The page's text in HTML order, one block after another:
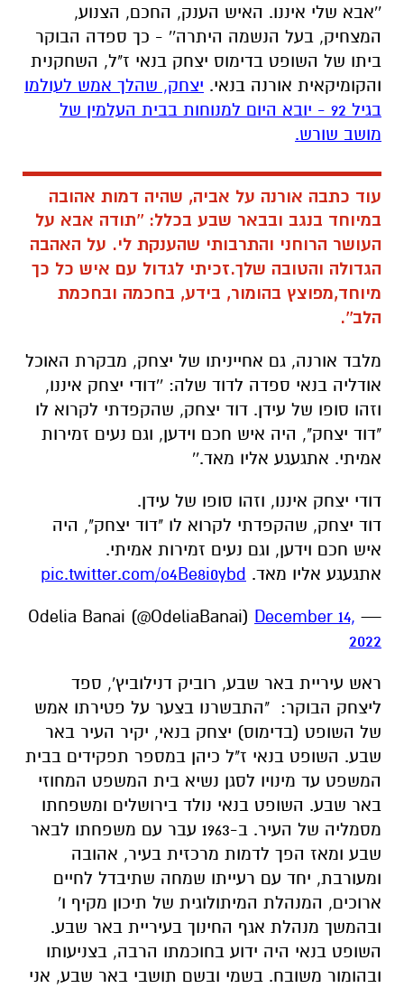
''אבא שלי איננו. האיש הענק, החכם, הצנוע,
המצחיק, בעל הנשמה היתרה'' - כך ספדה הבוקר
ביתו של השופט בדימוס יצחק בנאי ז"ל, השחקנית
והקומיקאית אורנה בנאי. יצחק, שהלך אמש לעולמו
בגיל 92 - יובא היום למנוחות בבית העלמין של
מושב שורש.
עוד כתבה אורנה על אביה, שהיה דמות אהובה
במיוחד בנגב ובבאר שבע בכלל: ''תודה אבא על
העושר הרוחני והתרבותי שהענקת לי. על האהבה
הגדולה והטובה שלך.זכיתי לגדול עם איש כל כך
מיוחד,מפוצץ בהומור, בידע, בחכמה ובחכמת
הלב''.
מלבד אורנה, גם אחייניתו של יצחק, מבקרת האוכל
אודליה בנאי ספדה לדוד שלה: ''דודי יצחק איננו,
וזהו סופו של עידן. דוד יצחק, שהקפדתי לקרוא לו
"דוד יצחק", היה איש חכם וידען, וגם נעים זמירות
אמיתי. אתגעגע אליו מאד.''
דודי יצחק איננו, וזהו סופו של עידן.
דוד יצחק, שהקפדתי לקרוא לו "דוד יצחק", היה
איש חכם וידען, וגם נעים זמירות אמיתי.
אתגעגע אליו מאד. pic.twitter.com/o4Be8i0ybd
— Odelia Banai (@OdeliaBanai)
December 14,
2022
ראש עיריית באר שבע, רוביק דנילוביץ', ספד
ליצחק הבוקר: "התבשרנו בצער על פטירתו אמש
של השופט (בדימוס) יצחק בנאי, יקיר העיר באר
שבע. השופט בנאי ז"ל כיהן במספר תפקידים בבית
המשפט עד מינויו לסגן נשיא בית המשפט המחוזי
באר שבע. השופט בנאי נולד בירושלים ומשפחתו
מסמליה של העיר. ב-1963 עבר עם משפחתו לבאר
שבע ומאז הפך לדמות מרכזית בעיר, אהובה
ומעורבת, יחד עם רעייתו שמחה שתיבדל לחיים
ארוכים, המנהלת המיתולוגית של תיכון מקיף ו'
ובהמשך מנהלת אגף החינוך בעיריית באר שבע.
השופט בנאי היה ידוע בחוכמתו הרבה, בצניעותו
ובהומור משובח. בשמי ובשם תושבי באר שבע, אני